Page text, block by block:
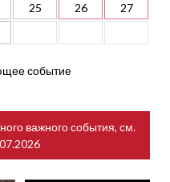
25 26
27
событие
важного события, см.